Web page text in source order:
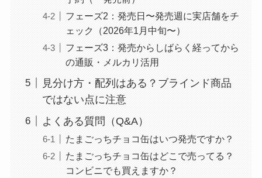
フェーズ2：発売日〜発売週に実店舗をチ
ェック（2026年1月中旬〜）
フェーズ3：発売からしばらく経ってから
の通販・メルカリ活用
見分け方・配列はある？ブラインド商品
ではない点に注意
よくある質問（Q&A）
たまごっちチョコ缶はいつ発売ですか？
たまごっちチョコ缶はどこで売ってる？
コンビニでも買えますか？